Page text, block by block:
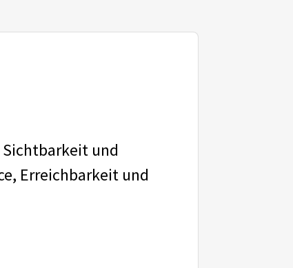
und
Erreichbarkeit und